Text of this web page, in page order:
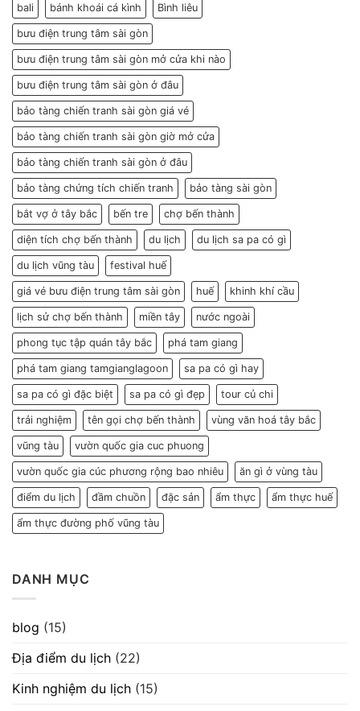
bali bánh khoái cá kình Bình liêu
bưu điện trung tâm sài gòn
bưu điện trung tâm sài gòn mở cửa khi nào
bưu điện trung tâm sài gòn ở đâu
bảo tàng chiến tranh sài gòn giá vé
bảo tàng chiến tranh sài gòn giờ mở cửa
bảo tàng chiến tranh sài gòn ở đâu
bảo tàng chứng tích chiến tranh bảo tàng sài gòn
bắt vợ ở tây bắc bến tre chợ bến thành
diện tích chợ bến thành du lịch du lịch sa pa có gì
du lịch vũng tàu festival huế
giá vé bưu điện trung tâm sài gòn huế khinh khí cầu
lịch sử chợ bến thành miền tây nước ngoài
phong tục tập quán tây bắc phá tam giang
phá tam giang tamgianglagoon sa pa có gì hay
sa pa có gì đặc biệt sa pa có gì đẹp tour củ chi
trải nghiệm tên gọi chợ bến thành vùng văn hoá tây bắc
vũng tàu vườn quốc gia cuc phuong
vườn quốc gia cúc phương rộng bao nhiêu ăn gì ở vùng tàu
điểm du lịch đầm chuồn đặc sản ẩm thực ẩm thực huế
ẩm thực đường phố vũng tàu
DANH MỤC
blog (15)
Địa điểm du lịch (22)
Kinh nghiệm du lịch (15)